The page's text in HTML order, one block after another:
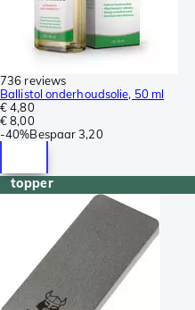
736 reviews
Ballistol onderhoudsolie, 50 ml
€ 4,80
€ 8,00
-40%Bespaar 3,20
topper